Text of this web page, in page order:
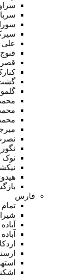
علی
فنوج
نگور
نوک
فارس
آباده